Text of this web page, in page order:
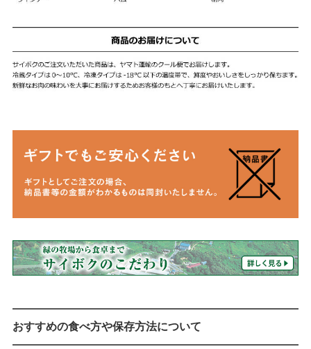
おすすめの食べ方や保存方法について